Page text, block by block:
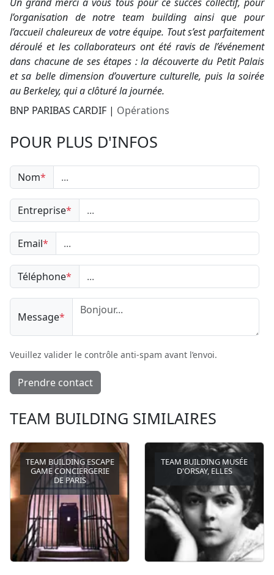
l’organisation de notre team building ainsi que pour
l’accueil chaleureux de votre équipe. Tout s’est parfaitement
déroulé et les collaborateurs ont été ravis de l’événement
dans chacune de ses étapes : la découverte du Petit Palais
et sa belle dimension d’ouverture culturelle, puis la soirée
au Berkeley, qui a clôturé la journée.
BNP PARIBAS CARDIF | Opérations
POUR PLUS D'INFOS
Nom*
Entreprise*
Email*
Téléphone*
Message*
Veuillez valider le contrôle anti-spam avant l’envoi.
Prendre contact
TEAM BUILDING SIMILAIRES
TEAM BUILDING ESCAPE
GAME CONCIERGERIE
DE PARIS
TEAM BUILDING MUSÉE
D'ORSAY, ELLES